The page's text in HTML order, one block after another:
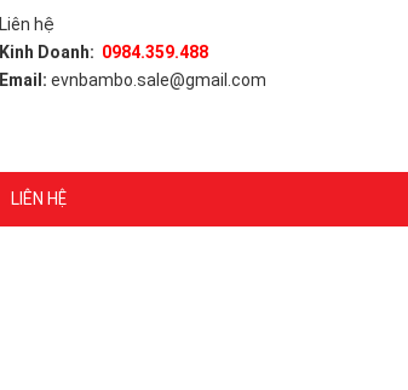
Liên hệ
Kinh Doanh: 0984.359.488
Email: evnbambo.sale@gmail.com
LIÊN HỆ